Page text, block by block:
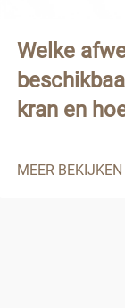
Welke
kran en
MEER BEKIJKEN